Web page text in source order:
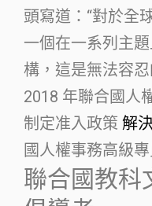
頭寫道：“對於全
一個在一系列主
構，這是無法容忍
2018 年聯合國人
制定准入政策 解
國人權事務高級
聯合國教科